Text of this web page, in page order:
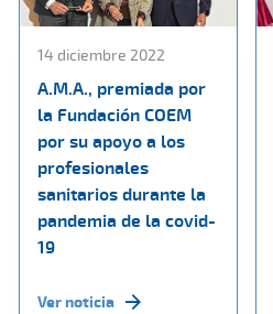
14 diciembre 2022
A.M.A., premiada por
la Fundación COEM
por su apoyo a los
profesionales
sanitarios durante la
pandemia de la covid-
19
Ver noticia